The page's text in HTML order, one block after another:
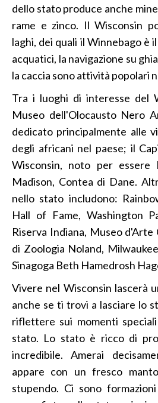
dello stato produce anche
rame e zinco. Il Wisconsin
laghi, dei quali il Winnebago è
acquatici, la navigazione su
la caccia sono attività popolari
Tra i luoghi di interesse del
Museo dell'Olocausto Nero
dedicato principalmente alle
degli africani nel paese; il
Wisconsin, noto per
Madison, Contea di Dane.
nello stato includono:
Hall of Fame, Washington
Riserva Indiana, Museo d'Arte
di Zoologia Noland,
Sinagoga Beth Hamedrosh
Vivere nel Wisconsin lascerà
anche se ti trovi a lasciare lo
riflettere sui momenti
stato. Lo stato è ricco di
incredibile. Amerai
appare con un fresco
stupendo. Ci sono